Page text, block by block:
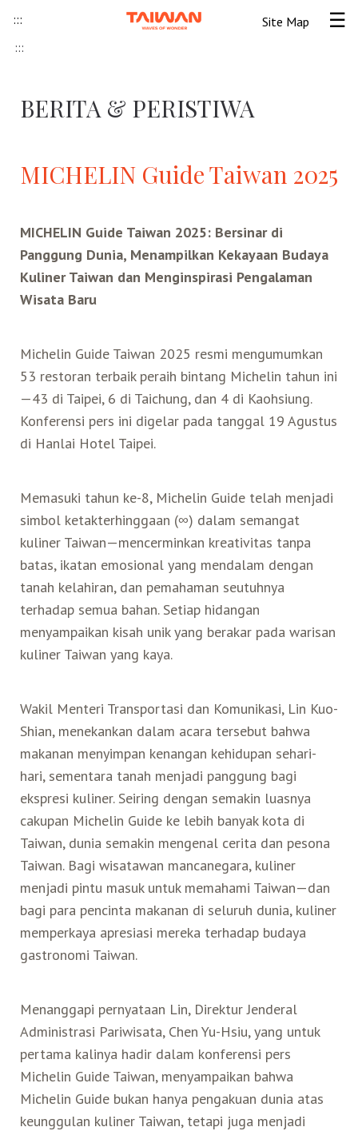
::: Site Map
Informasi Umum
Berita & Peristiwa
Peta Panduan
FAQ
Agen Perjalanan
Ide Liburan
Asosiasi Pariwisata
Wisata Pegunungan
Mata Air Panas
LOHAS
Ekowisata
Wisata Kereta Api
Budaya & Warisan
Wisata Senior
Pasar Malam
Kunjungan
Wisata Bermalam
Tur Bis Wisata
Wisata Alam – Scenic Spot
Taiwan Tips
Festival
Seni Budaya
Kerajinan Tangan
Teh Kelas Dunia
Destinasi Pilihan
Transportasi
Kereta Api
Bis
U-Bike
Mobil
Bandara Internasional
Atraksi Taiwan Bagian Utara
Atraksi Taiwan Bagian Timur
Atraksi Taiwan Bagian Tengah
Atraksi Taiwan Bagian Selatan
Atraksi Kepulauan di Pesisir Pantai
Hidangan Gourmet
Search for:
:::
BERITA & PERISTIWA
MICHELIN Guide Taiwan 2025
MICHELIN Guide Taiwan 2025: Bersinar di
Panggung Dunia, Menampilkan Kekayaan Budaya
Kuliner Taiwan dan Menginspirasi Pengalaman
Wisata Baru
Michelin Guide Taiwan 2025 resmi mengumumkan
53 restoran terbaik peraih bintang Michelin tahun ini
—43 di Taipei, 6 di Taichung, dan 4 di Kaohsiung.
Konferensi pers ini digelar pada tanggal 19 Agustus
di Hanlai Hotel Taipei.
Memasuki tahun ke-8, Michelin Guide telah menjadi
simbol ketakterhinggaan (∞) dalam semangat
kuliner Taiwan—mencerminkan kreativitas tanpa
batas, ikatan emosional yang mendalam dengan
tanah kelahiran, dan pemahaman seutuhnya
terhadap semua bahan. Setiap hidangan
menyampaikan kisah unik yang berakar pada warisan
kuliner Taiwan yang kaya.
Wakil Menteri Transportasi dan Komunikasi, Lin Kuo-
Shian, menekankan dalam acara tersebut bahwa
makanan menyimpan kenangan kehidupan sehari-
hari, sementara tanah menjadi panggung bagi
ekspresi kuliner. Seiring dengan semakin luasnya
cakupan Michelin Guide ke lebih banyak kota di
Taiwan, dunia semakin mengenal cerita dan pesona
Taiwan. Bagi wisatawan mancanegara, kuliner
menjadi pintu masuk untuk memahami Taiwan—dan
bagi para pencinta makanan di seluruh dunia, kuliner
memperkaya apresiasi mereka terhadap budaya
gastronomi Taiwan.
Menanggapi pernyataan Lin, Direktur Jenderal
Administrasi Pariwisata, Chen Yu-Hsiu, yang untuk
pertama kalinya hadir dalam konferensi pers
Michelin Guide Taiwan, menyampaikan bahwa
Michelin Guide bukan hanya pengakuan dunia atas
keunggulan kuliner Taiwan, tetapi juga menjadi